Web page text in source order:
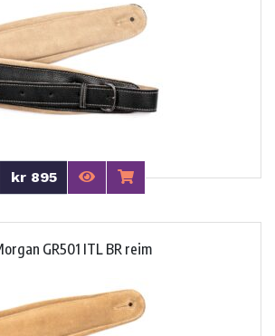
kr 895
GR501 ITL BR reim